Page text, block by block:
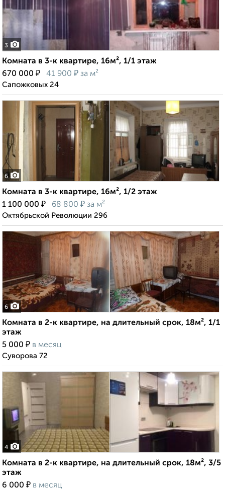
3
Комната в 3-к квартире, 16м², 1/1 этаж
670 000 ₽ 41 900 ₽ за м²
Сапожковых 24
6
Комната в 3-к квартире, 16м², 1/2 этаж
1 100 000 ₽ 68 800 ₽ за м²
Октябрьской Революции 296
6
Комната в 2-к квартире, на длительный срок, 18м², 1/1
этаж
5 000 ₽ в месяц
Суворова 72
4
Комната в 2-к квартире, на длительный срок, 18м², 3/5
этаж
6 000 ₽ в месяц